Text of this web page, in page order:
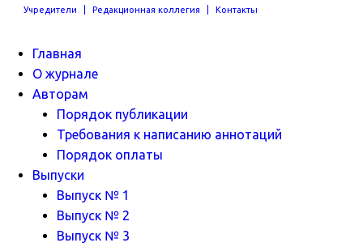
Учредители Редакционная коллегия Контакты
Главная
О журнале
Авторам
Порядок публикации
Требования к написанию аннотаций
Порядок оплаты
Выпуски
Выпуск № 1
Выпуск № 2
Выпуск № 3